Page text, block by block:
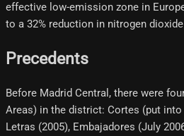
effective low-emission zone in
to a 32% reduction in nitrogen
Precedents
Before Madrid Central, there were
Areas) in the district: Cortes (put
Letras (2005), Embajadores (July